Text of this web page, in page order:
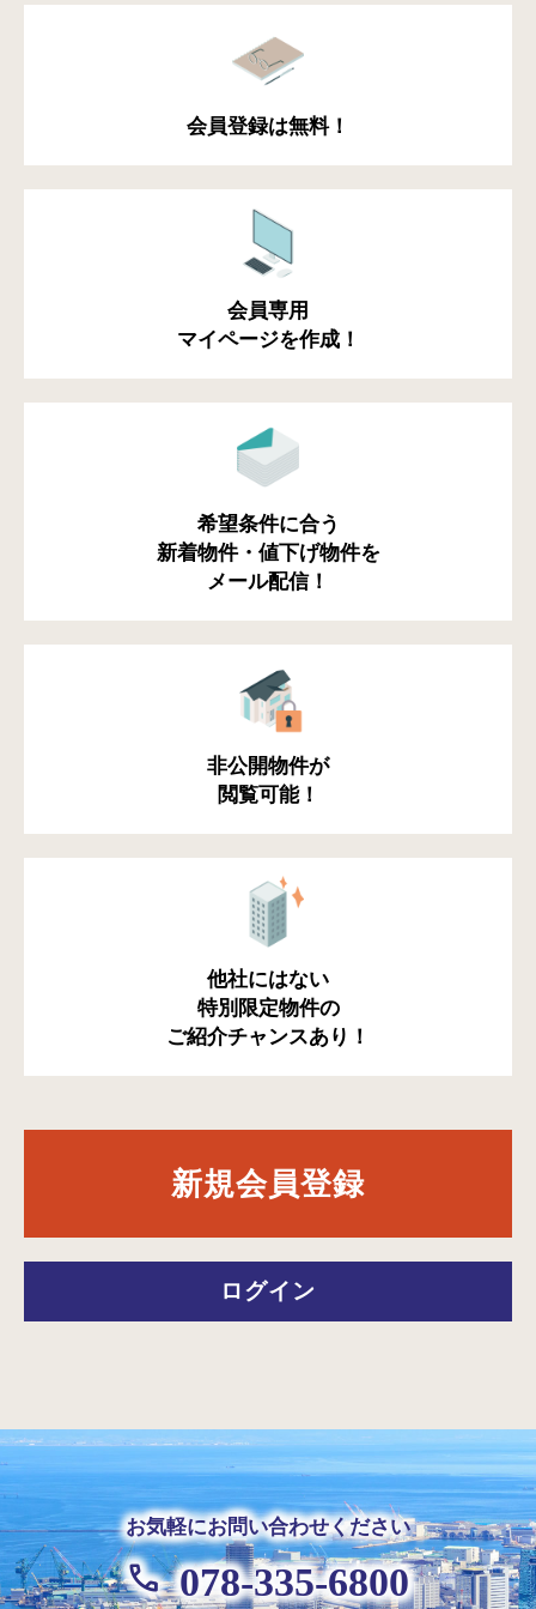
会員登録は無料！
会員専用
マイページを作成！
希望条件に合う
新着物件・値下げ物件を
メール配信！
非公開物件が
閲覧可能！
他社にはない
特別限定物件の
ご紹介チャンスあり！
新規会員登録
ログイン
お気軽にお問い合わせください
078-335-6800